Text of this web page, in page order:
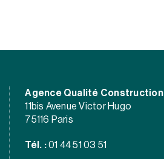
Agence Qualité Construction
11bis Avenue Victor Hugo
75116 Paris
Tél. : 01 44 51 03 51